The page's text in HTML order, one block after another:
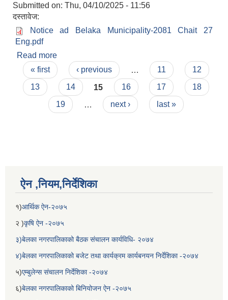
Submitted on: Thu, 04/10/2025 - 11:56
दस्तावेज:
Notice ad Belaka Municipality-2081 Chait 27
Eng.pdf
Read more
Pages
« first ‹ previous 11
12
13
14 15 16 17
18
19
next › last »
ऐन ,नियम,निर्देशिका
१)आर्थिक ऐन-२०७५
२ )कृषि ऐन -२०७५
३)बेलका नगरपालिकाको बैठक संचालन कार्यविधि- २०७४
४)बेलका नगरपालिकाको बजेट तथा कार्यक्रम कार्यबनयन निर्देशिका -२०७४
५)एम्बुलेन्स संचालन निर्देशिका -२०७४
६)बेलका नगरपालिकाको बिनियोजन ऐन -२०७५